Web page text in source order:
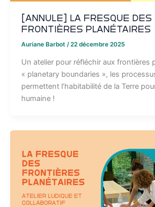
[ANNULE] La Fresque des
Frontières Planétaires
Auriane Barbot /22 décembre 2025
Un atelier pour réfléchir aux frontières
« planetary boundaries », les
permettent l’habitabilité de la Terre
humaine !